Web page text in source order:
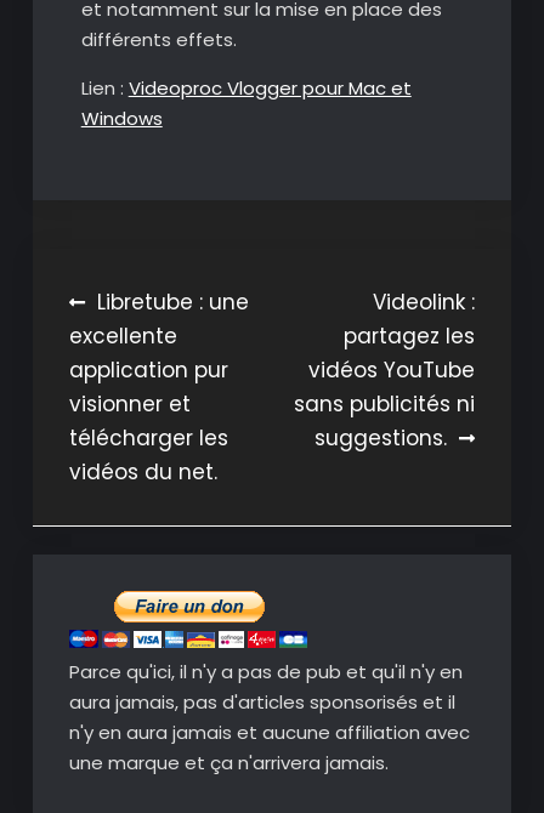
et notamment sur la mise en place des
différents effets.
Lien : Videoproc Vlogger pour Mac et
Windows
Navigation
de
l’article
Libretube : une
excellente
application pur
visionner et
télécharger les
vidéos du net.
Videolink :
partagez les
vidéos YouTube
sans publicités ni
suggestions.
Parce qu'ici, il n'y a pas de pub et qu'il n'y en
aura jamais, pas d'articles sponsorisés et il
n'y en aura jamais et aucune affiliation avec
une marque et ça n'arrivera jamais.